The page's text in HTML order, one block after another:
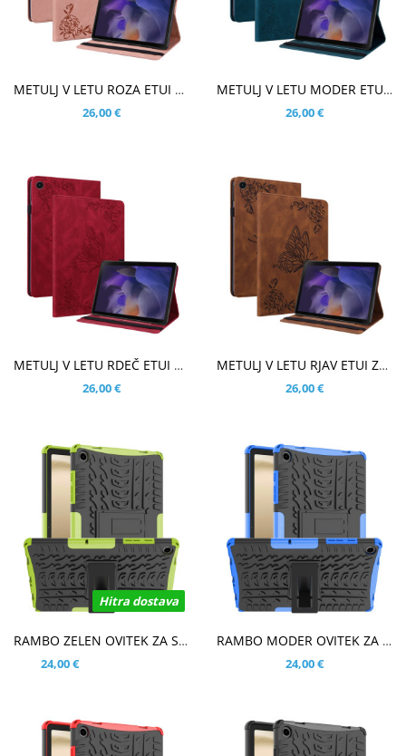
METULJ V LETU ROZA ETUI ZA SAMSUNG GALAXY TAB A9 PLUS 11.0 (2023)
26,00 €
METULJ V LETU MODER ETUI ZA SAMSUNG GALAXY TAB A9 PLUS 11.0 (2023)
26,00 €
METULJ V LETU RDEČ ETUI ZA SAMSUNG GALAXY TAB A9 PLUS 11.0 (2023)
26,00 €
METULJ V LETU RJAV ETUI ZA SAMSUNG GALAXY TAB A9 PLUS 11.0 (2023)
26,00 €
Hitra dostava
RAMBO ZELEN OVITEK ZA SAMSUNG GALAXY TAB A9 PLUS 11.0 (2023)
24,00 €
RAMBO MODER OVITEK ZA SAMSUNG GALAXY TAB A9 PLUS 11.0 (2023)
24,00 €